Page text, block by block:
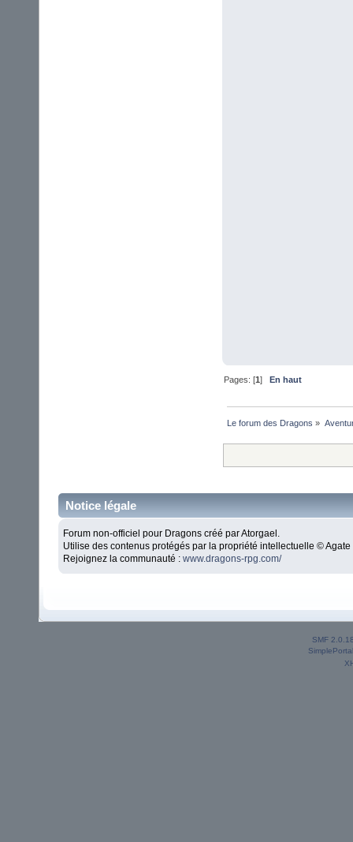
Pages: [1]En haut
Le forum des Dragons »
Notice légale
Forum non-officiel pour Dragons créé par Atorgael.
Utilise des contenus protégés par la propriété intellectuelle ©
Rejoignez la communauté :www.dragons-rpg.com/
SMF